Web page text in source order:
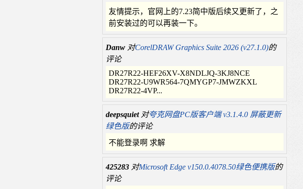
友情提示，官网上的7.23简中版后续又更新了，之
前安装过的可以再装一下。
Danw 对CorelDRAW Graphics Suite 2026 (v27.1.0)的
评论
DR27R22-HEF26XV-X8NDLJQ-3KJ8NCE
DR27R22-U9WR564-7QMYGP7-JMWZKXL
DR27R22-4VP...
deepsquiet 对夸克网盘PC版客户端 v3.1.4.0 屏蔽更新
绿色版的评论
不能登录啊 求解
425283 对Microsoft Edge v150.0.4078.50绿色便携版的
评论